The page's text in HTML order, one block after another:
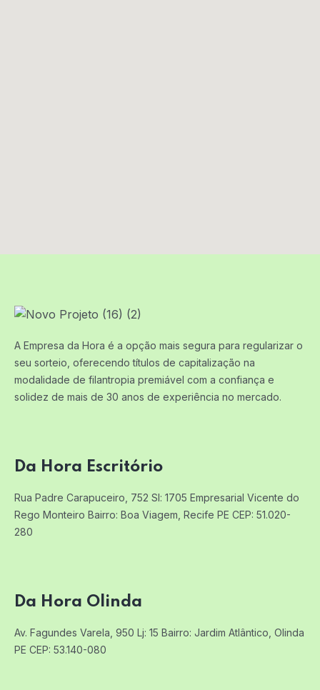
A Empresa da Hora é a opção mais segura para regularizar o
seu sorteio, oferecendo títulos de capitalização na
modalidade de filantropia premiável com a confiança e
solidez de mais de 30 anos de experiência no mercado.
Da Hora Escritório
Rua Padre Carapuceiro, 752 Sl: 1705 Empresarial Vicente do
Rego Monteiro Bairro: Boa Viagem, Recife PE CEP: 51.020-
280
Da Hora Olinda
Av. Fagundes Varela, 950 Lj: 15 Bairro: Jardim Atlântico, Olinda
PE CEP: 53.140-080